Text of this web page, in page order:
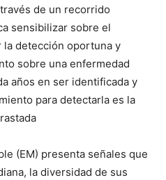
de un recorrido
sensibilizar sobre el
la detección oportuna y
sobre una enfermedad
años en ser identificada y
para detectarla es la
(EM) presenta señales que
la diversidad de sus